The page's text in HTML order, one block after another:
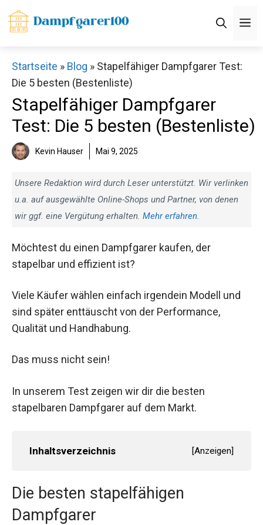
Zum
Inhalt
Startseite » Blog » Stapelfähiger Dampfgarer Test:
Die 5 besten (Bestenliste)
Stapelfähiger Dampfgarer
Test: Die 5 besten (Bestenliste)
Kevin Hauser Mai 9, 2025
Unsere Redaktion wird durch Leser unterstützt. Wir verlinken
u.a. auf ausgewählte Online-Shops und Partner, von denen
wir ggf. eine Vergütung erhalten. Mehr erfahren.
Möchtest du einen Dampfgarer kaufen, der
stapelbar und effizient ist?
Viele Käufer wählen einfach irgendein Modell und
sind später enttäuscht von der Performance,
Qualität und Handhabung.
Das muss nicht sein!
In unserem Test zeigen wir dir die besten
stapelbaren Dampfgarer auf dem Markt.
Inhaltsverzeichnis [Anzeigen]
Die besten stapelfähigen
Dampfgarer